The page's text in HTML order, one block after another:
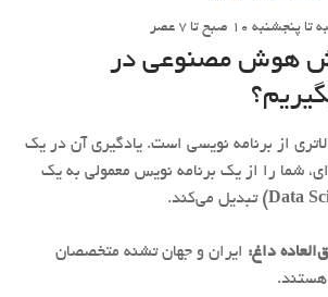
۱۰ صبح تا ۷ عصر
هوش مصنوعی در
از برنامه نویسی است. یادگیری آن در یک
شما را از یک برنامه نویس معمولی به یک
تبدیل می‌کند.
داغ: ایران و جهان تشنه متخصصان